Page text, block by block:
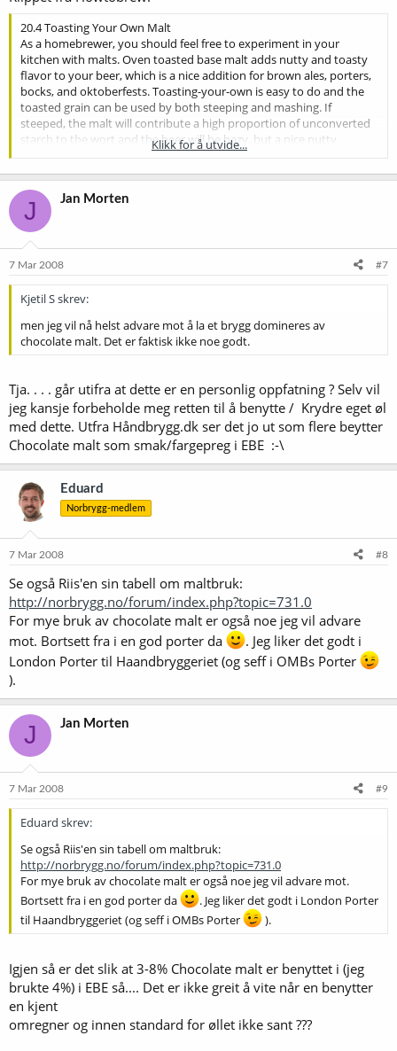
20.4 Toasting Your Own Malt
As a homebrewer, you should feel free to experiment in your
kitchen with malts. Oven toasted base malt adds nutty and toasty
flavor to your beer, which is a nice addition for brown ales, porters,
bocks, and oktoberfests. Toasting-your-own is easy to do and the
toasted grain can be used by both steeping and mashing. If
steeped, the malt will contribute a high proportion of unconverted
starch to the wort and the beer will be hazy, but a nice nutty
toasted flavor will be evident in the final beer. There are several
combinations of time and temperature that can be used in
producing these special malts, so I will explain a couple of the
factors that influence the flavor and describe the two methods I
use.
The principal reaction that takes place when you toast malt is the
browning of starches and proteins, known as the Maillard Reaction.
As the starches and proteins brown, various flavor and color
compounds are produced. The color compounds are called
oxidation and staling reactions as the beer ages.
produce different flavors in the malt. Soaking the uncrushed malt in
water for an hour will provide the water necessary to optimize the
Maillard browning reactions. Toasting wet malt will produce more of
a caramel flavor due to partial starch conversion taking place from
the heat. Toasting dry grain will produce more of a toast or Grape-
Nuts cereal flavor which is perfect for nut-brown ales.
The malt should be stored in a paper bag for 2 weeks prior to use.
This will allow time for the harsher aromatics to escape. Commercial
toasted malts are often aged for 6 weeks before sale. This aging is
more important for the highly toasted malts, toasted for more than
Klikk for å utvide...
J Jan Morten
7 Mar 2008 #7
Kjetil S skrev:
men jeg vil nå helst advare mot å la et brygg domineres av
chocolate malt. Det er faktisk ikke noe godt.
Tja. . . . går utifra at dette er en personlig oppfatning ? Selv vil
jeg kansje forbeholde meg retten til å benytte / Krydre eget øl
med dette. Utfra Håndbrygg.dk ser det jo ut som flere beytter
Chocolate malt som smak/fargepreg i EBE :-\
Eduard
Norbrygg-medlem
7 Mar 2008 #8
Se også Riis'en sin tabell om maltbruk:
http://norbrygg.no/forum/index.php?topic=731.0
For mye bruk av chocolate malt er også noe jeg vil advare
mot. Bortsett fra i en god porter da
. Jeg liker det godt i
London Porter til Haandbryggeriet (og seff i OMBs Porter
).
J Jan Morten
7 Mar 2008 #9
Eduard skrev:
Se også Riis'en sin tabell om maltbruk:
http://norbrygg.no/forum/index.php?topic=731.0
For mye bruk av chocolate malt er også noe jeg vil advare mot.
Bortsett fra i en god porter da
. Jeg liker det godt i London Porter
til Haandbryggeriet (og seff i OMBs Porter
).
Igjen så er det slik at 3-8% Chocolate malt er benyttet i (jeg
brukte 4%) i EBE så.... Det er ikke greit å vite når en benytter
en kjent
omregner og innen standard for øllet ikke sant ???